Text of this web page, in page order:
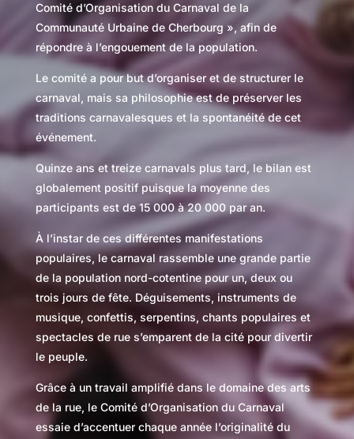
Comité d’Organisation du Carnaval de la
Communauté Urbaine de Cherbourg », afin de
répondre à l’engouement de la population.
Le comité a pour but d’organiser et de structurer le
carnaval, mais sa philosophie est de préserver les
traditions carnavalesques et la spontanéité de cet
événement.
Quinze ans et treize carnavals plus tard, le bilan est
globalement positif puisque la moyenne des
participants est de 15 000 à 20 000 par an.
À l’instar de ces différentes manifestations
populaires, le carnaval rassemble une grande partie
de la population nord-cotentine pour un, deux ou
trois jours de fête. Déguisements, instruments de
musique, confettis, serpentins, chants populaires et
spectacles de rue s’emparent de la cité pour divertir
le peuple.
Grâce à un travail amplifié dans le domaine des arts
de la rue, le Comité d’Organisation du Carnaval
essaie d’accentuer chaque année l’originalité du